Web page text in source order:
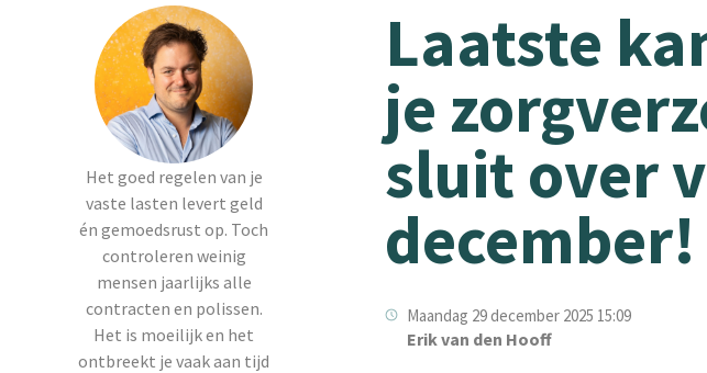
Het goed regelen van je
vaste lasten levert geld
én gemoedsrust op. Toch
controleren weinig
mensen jaarlijks alle
contracten en polissen.
Het is moeilijk en het
ontbreekt je vaak aan tijd
Laatste
je
sluit over
december!
Maandag 29 december 2025 15:09
Erik van den Hooff